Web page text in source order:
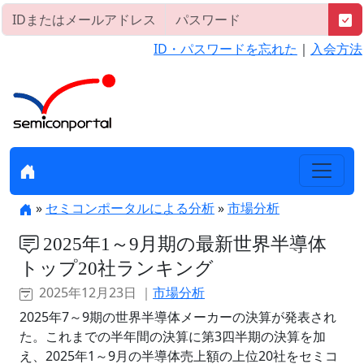
ID・パスワードを忘れた ｜ 入会方法
» セミコンポータルによる分析»市場分析
2025年1～9月期の最新世界半導体
トップ20社ランキング
2025年12月23日 ｜ 市場分析
2025年7～9期の世界半導体メーカーの決算が発表され
た。これまでの半年間の決算に第3四半期の決算を加
え、2025年1～9月の半導体売上額の上位20社をセミコ